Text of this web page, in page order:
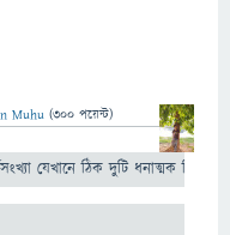
Muhu (300 পয়েন্ট)
যেখানে ঠিক দুটি ধনাত্মক